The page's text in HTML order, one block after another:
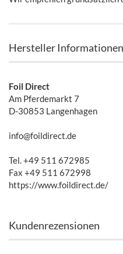
Hersteller Informationen
Foil Direct
Am Pferdemarkt 7
D-30853 Langenhagen
info@foildirect.de
Tel. +49 511 672985
Fax +49 511 672998
https://www.foildirect.de/
Kundenrezensionen